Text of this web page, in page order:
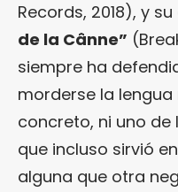
Records, 2018), y
de la Cânne”
siempre ha
morderse la lengua
concreto, ni uno
que incluso sirvió
alguna que otra